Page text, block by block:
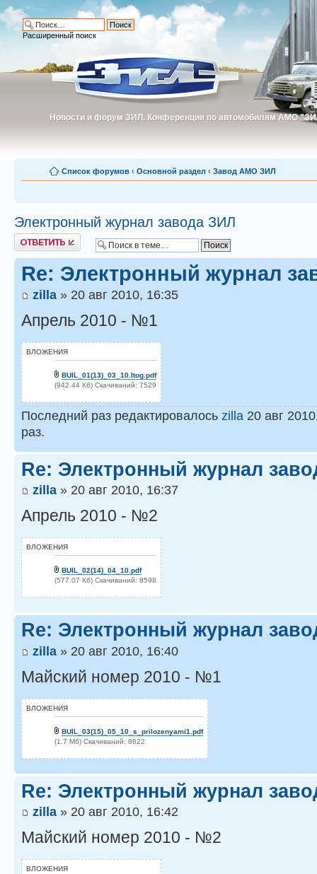
Новости и форум ЗИЛ. Конференция по автомобилям АМО
Новости и форум ЗИЛ. Конференция по автомобилям АМО
Расширенный поиск
Список форумов ‹ Основной раздел ‹ Завод АМО ЗИЛ
Электронный журнал завода ЗИЛ
Ответить
Re: Электронный журнал
zilla » 20 авг 2010, 16:35
Апрель 2010 - №1
ВЛОЖЕНИЯ
BUIL_01(13)_03_10.Itog.pdf
(942.44 Кб) Скачиваний: 7529
Последний раз редактировалось zilla 20 авг
раз.
Re: Электронный журнал
zilla » 20 авг 2010, 16:37
Апрель 2010 - №2
ВЛОЖЕНИЯ
BUIL_02(14)_04_10.pdf
(577.07 Кб) Скачиваний: 8598
Re: Электронный журнал
zilla » 20 авг 2010, 16:40
Майский номер 2010 - №1
ВЛОЖЕНИЯ
BUIL_03(15)_05_10_s_prilozenyami1.pdf
(1.7 Мб) Скачиваний: 8622
Re: Электронный журнал
zilla » 20 авг 2010, 16:42
Майский номер 2010 - №2
ВЛОЖЕНИЯ